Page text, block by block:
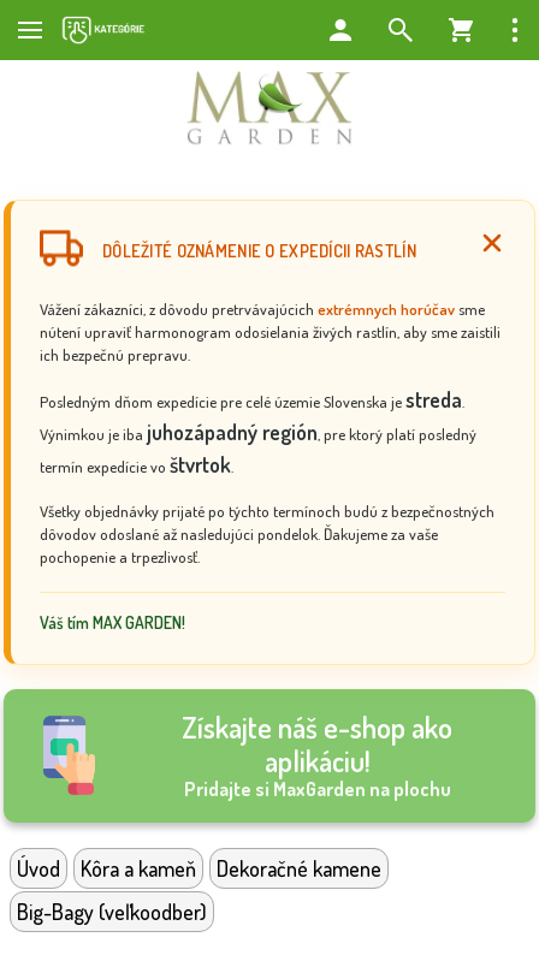
DÔLEŽITÉ OZNÁMENIE O EXPEDÍCII RASTLÍN
Vážení zákazníci, z dôvodu pretrvávajúcich extrémnych horúčav sme
nútení upraviť harmonogram odosielania živých rastlín, aby sme zaistili
ich bezpečnú prepravu.
Posledným dňom expedície pre celé územie Slovenska jestreda
Výnimkou je iba juhozápadný región , pre ktorý platí posledný
termín expedície vo štvrtok
Všetky objednávky prijaté po týchto termínoch budú z bezpečnostných
dôvodov odoslané až nasledujúci pondelok. Ďakujeme za vaše
pochopenie a trpezlivosť.
Váš tím MAX GARDEN!
Získajte náš e-shop ako
aplikáciu!
Pridajte si MaxGarden na plochu
Úvod Kôra a kameň
Dekoračné kamene
Big-Bagy (veľkoodber)